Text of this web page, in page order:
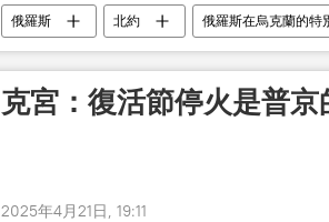
俄羅斯 北約 俄羅斯在烏克蘭的特
克宮：復活節停火是普京
2025年4月21日, 19:11